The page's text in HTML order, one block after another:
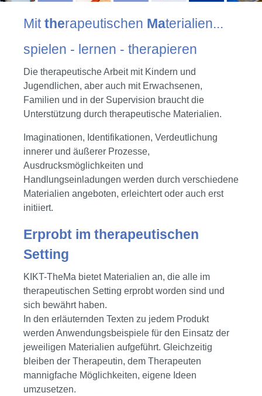
Mittherapeutischen Materialien...
spielen - lernen - therapieren
Die therapeutische Arbeit mit Kindern und
Jugendlichen, aber auch mit Erwachsenen,
Familien und in der Supervision braucht die
Unterstützung durch therapeutische Materialien.
Imaginationen, Identifikationen, Verdeutlichung
innerer und äußerer Prozesse,
Ausdrucksmöglichkeiten und
Handlungseinladungen werden durch verschiedene
Materialien angeboten, erleichtert oder auch erst
initiiert.
Erprobt im therapeutischen
Setting
KIKT-TheMa bietet Materialien an, die alle im
therapeutischen Setting erprobt worden sind und
sich bewährt haben.
In den erläuternden Texten zu jedem Produkt
werden Anwendungsbeispiele für den Einsatz der
jeweiligen Materialien aufgeführt. Gleichzeitig
bleiben der Therapeutin, dem Therapeuten
mannigfache Möglichkeiten, eigene Ideen
umzusetzen.